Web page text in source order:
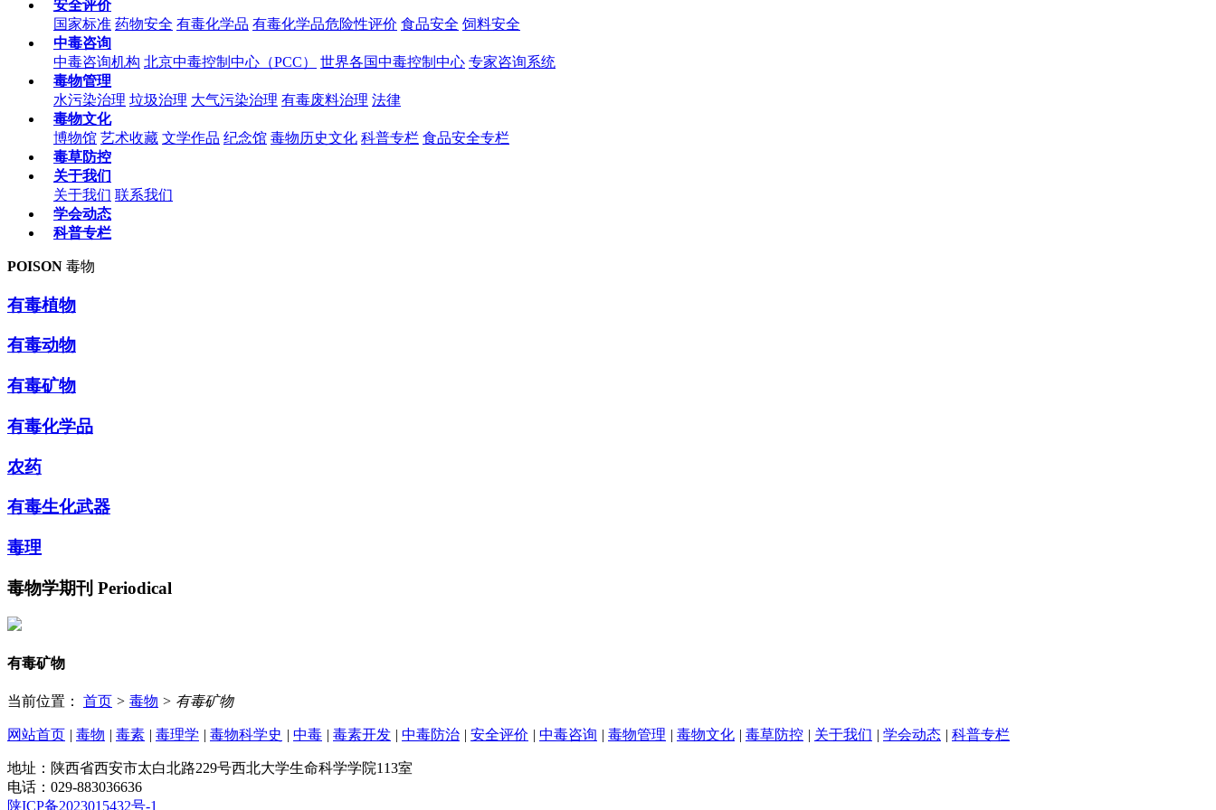
安全评价
国家标准 药物安全 有毒化学品 有毒化学品危险性评价 食品安全 饲料安全
中毒咨询
中毒咨询机构 北京中毒控制中心（PCC） 世界各国中毒控制中心 专家咨询系统
毒物管理
水污染治理 垃圾治理 大气污染治理 有毒废料治理 法律
毒物文化
博物馆 艺术收藏 文学作品 纪念馆 毒物历史文化 科普专栏 食品安全专栏
毒草防控
关于我们
关于我们 联系我们
学会动态
科普专栏
POISON 毒物
有毒植物
有毒动物
有毒矿物
有毒化学品
农药
有毒生化武器
毒理
毒物学期刊 Periodical
有毒矿物
当前位置： 首页 > 毒物 > 有毒矿物
网站首页 | 毒物 | 毒素 | 毒理学 | 毒物科学史 | 中毒 | 毒素开发 | 中毒防治 | 安全评价 | 中毒咨询 | 毒物管理 | 毒物文化 | 毒草防控 | 关于我们 | 学会动态 | 科普专栏
地址：陕西省西安市太白北路229号西北大学生命科学学院113室
电话：029-883036636
陕ICP备2023015432号-1